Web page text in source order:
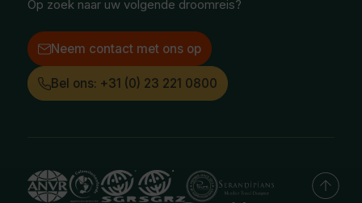
Op zoek naar uw volgende droomreis?
Neem contact met ons op
Bel ons: +31 (0) 23 221 0800